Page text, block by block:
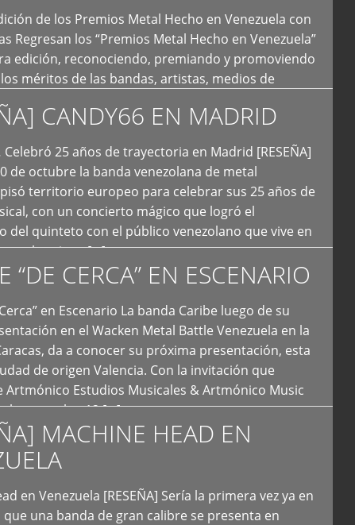
de los Premios Metal Hecho en Venezuela con
Regresan los “Premios Metal Hecho en Venezuela”
edición, reconociendo, premiando y promoviendo
méritos de las bandas, artistas, medios de
tendencias del metal y […]
CANDY66 EN MADRID
Celebró 25 años de trayectoria en Madrid [RESEÑA]
de octubre la banda venezolana de metal
territorio europeo para celebrar sus 25 años de
con un concierto mágico que logró el
del quinteto con el público venezolano que vive en
que los sigue […]
“DE CERCA” EN ESCENARIO
en Escenario La banda Caribe luego de su
en el Wacken Metal Battle Venezuela en la
da a conocer su próxima presentación, esta
de origen Valencia. Con la invitación que
Artmónico Estudios Musicales & Artmónico Music
cumplen 12 […]
MACHINE HEAD EN
en Venezuela [RESEÑA] Sería la primera vez ya en
una banda de gran calibre se presenta en